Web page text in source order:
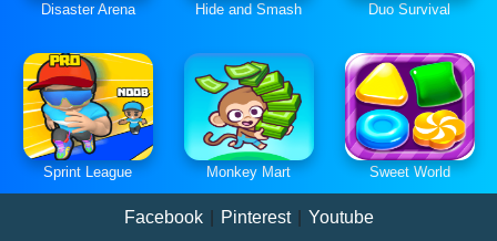
Disaster Arena Hide and Smash Duo Survival
Sprint League Monkey Mart Sweet World
Facebook Pinterest Youtube